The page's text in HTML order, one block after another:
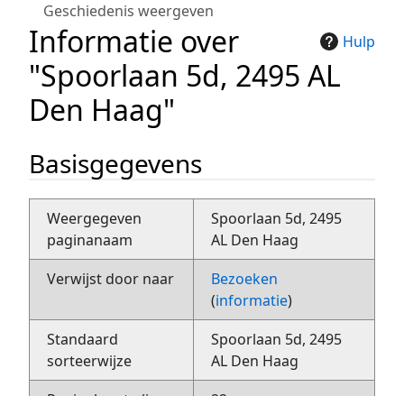
Geschiedenis weergeven
Hulp
Informatie over
"Spoorlaan 5d, 2495 AL
Den Haag"
Basisgegevens
Weergegeven
paginanaam
Spoorlaan 5d, 2495
AL Den Haag
Verwijst door naar
Bezoeken
(informatie)
Standaard
sorteerwijze
Spoorlaan 5d, 2495
AL Den Haag